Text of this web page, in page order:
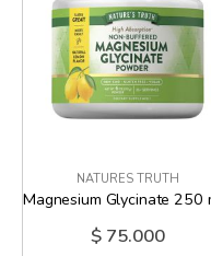
NATURES TRUTH
$ 75.000